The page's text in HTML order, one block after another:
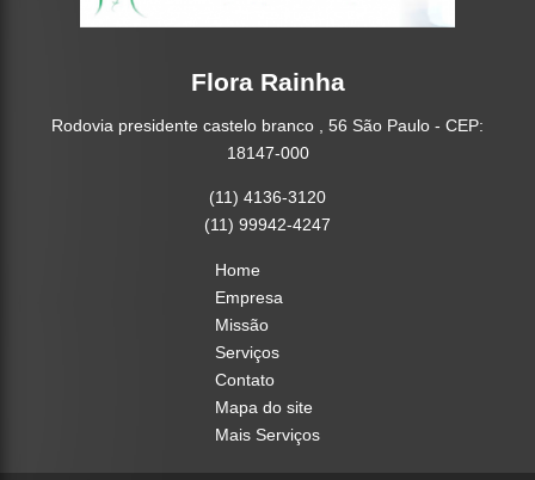
Flora Rainha
Rodovia presidente castelo branco , 56 São Paulo - CEP:
18147-000
(11) 4136-3120
(11) 99942-4247
Home
Empresa
Missão
Serviços
Contato
Mapa do site
Mais Serviços